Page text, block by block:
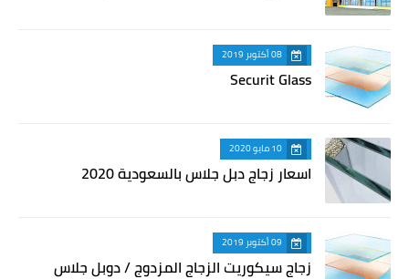
08 أكتوبر 2019
Securit Glass
10 مايو 2020
اسعار زجاج دبل جلاس بالسعودية 2020
09 أكتوبر 2019
زجاج سيكوريت الزجاج المزدوج / دوبل جلاس